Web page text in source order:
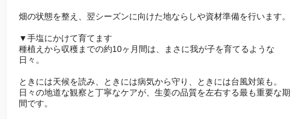
畑の状態を整え、翌シーズンに向けた地ならしや資材準備を行います。
▼手塩にかけて育てます
種植えから収穫までの約10ヶ月間は、まさに我が子を育てるような
日々。
ときには天候を読み、ときには病気から守り、ときには台風対策も。
日々の地道な観察と丁寧なケアが、生姜の品質を左右する最も重要な期
間です。